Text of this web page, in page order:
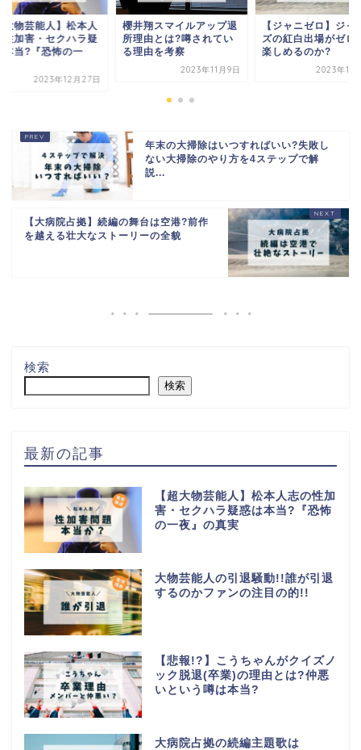
大物芸能人】松本人
性加害・セクハラ疑
本当?『恐怖の一
2023年12月27日
櫻井翔スマイルアップ退
所理由とは?噂されてい
る理由を考察
2023年11月9日
【ジャニゼロ】ジャ
ズの紅白出場がゼロ
楽しめるのか?
2023年11
年末の大掃除はいつすればいい?失敗し
ない大掃除のやり方を4ステップで解
説...
【大病院占拠】続編の舞台は空港?前作
を越える壮大なストーリーの全貌
検索
検索
最新の記事
【超大物芸能人】松本人志の性加
害・セクハラ疑惑は本当?『恐怖
の一夜』の真実
大物芸能人の引退騒動!!誰が引退
するのかファンの注目の的!!
【悲報!?】こうちゃんがクイズノ
ック脱退(卒業)の理由とは?仲悪
いという噂は本当?
大病院占拠の続編主題歌は